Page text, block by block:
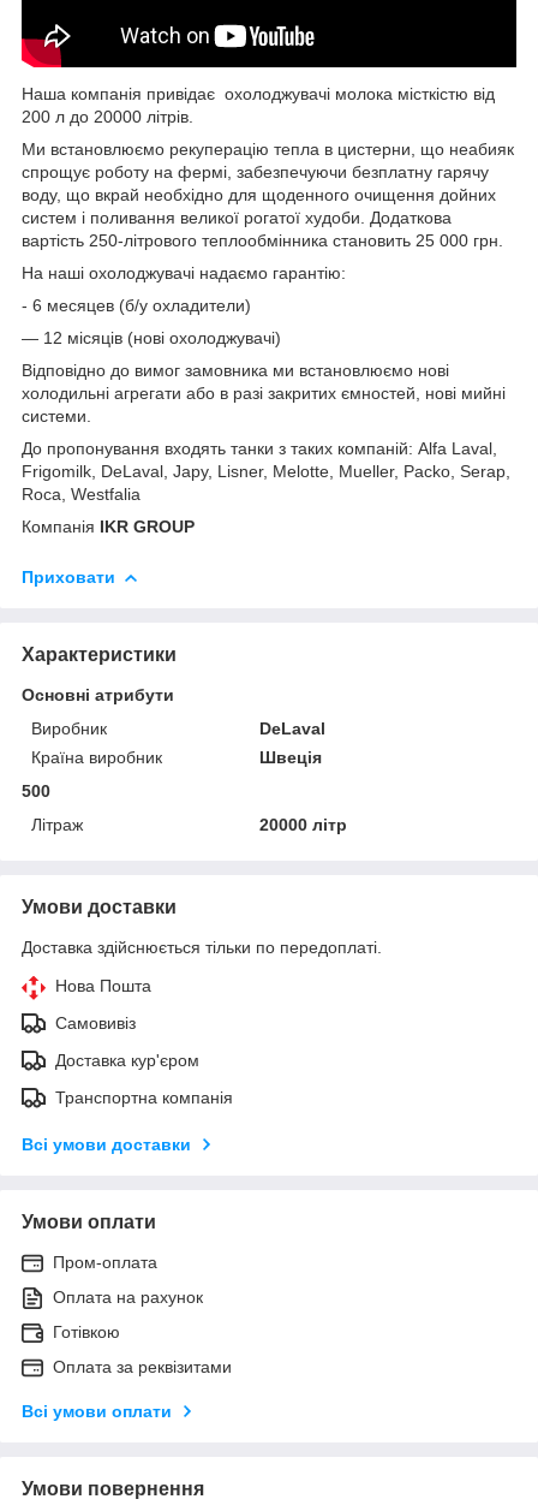
Наша компанія привідає охолоджувачі молока місткістю від
200 л до 20000 літрів.
Ми встановлюємо рекуперацію тепла в цистерни, що неабияк
спрощує роботу на фермі, забезпечуючи безплатну гарячу
воду, що вкрай необхідно для щоденного очищення дойних
систем і поливання великої рогатої худоби. Додаткова
вартість 250-літрового теплообмінника становить 25 000 грн.
На наші охолоджувачі надаємо гарантію:
- 6 месяцев (б/у охладители)
— 12 місяців (нові охолоджувачі)
Відповідно до вимог замовника ми встановлюємо нові
холодильні агрегати або в разі закритих ємностей, нові мийні
системи.
До пропонування входять танки з таких компаній: Alfa Laval,
Frigomilk, DeLaval, Japy, Lisner, Melotte, Mueller, Packo, Serap,
Roca, Westfalia
Компанія IKR GROUP
Приховати
Характеристики
Основні атрибути
Виробник
DeLaval
Країна виробник
Швеція
500
Літраж
20000 літр
Умови доставки
Доставка здійснюється тільки по передоплаті.
Нова Пошта
Самовивіз
Доставка кур'єром
Транспортна компанія
Всі умови доставки
Умови оплати
Пром-оплата
Оплата на рахунок
Готівкою
Оплата за реквізитами
Всі умови оплати
Умови повернення